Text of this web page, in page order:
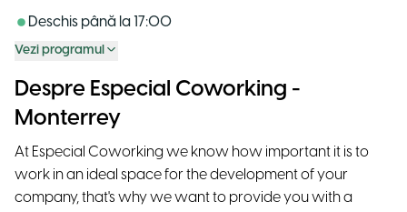
Deschis până la 17:00
Vezi programul
Despre Especial Coworking -
Monterrey
At Especial Coworking we know how important it is to
work in an ideal space for the development of your
company, that's why we want to provide you with a